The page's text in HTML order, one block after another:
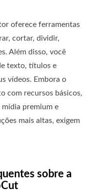
oferece ferramentas
cortar, dividir,
Além disso, você
texto, títulos e
vídeos. Embora o
com recursos básicos,
premium e
mais altas, exigem
sobre a